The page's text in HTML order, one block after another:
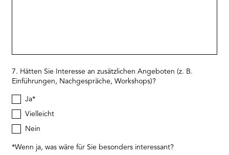
7. Hätten Sie Interesse an zusätzlichen Angeboten (z. B.
Einführungen, Nachgespräche, Workshops)?
Ja*
Vielleicht
Nein
*Wenn ja, was wäre für Sie besonders interessant?